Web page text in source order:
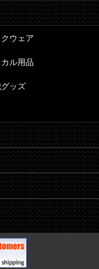
ウェア
ル用品
ッズ